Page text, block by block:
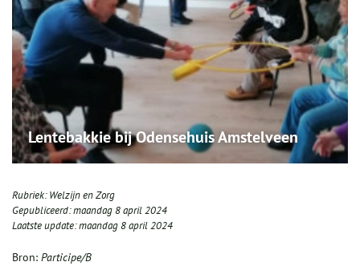
Lentebakkie bij Odensehuis Amstelveen
Rubriek:Welzijn en Zorg
Gepubliceerd:maandag 8 april 2024
Laatste update:maandag 8 april 2024
Bron: Participe/B